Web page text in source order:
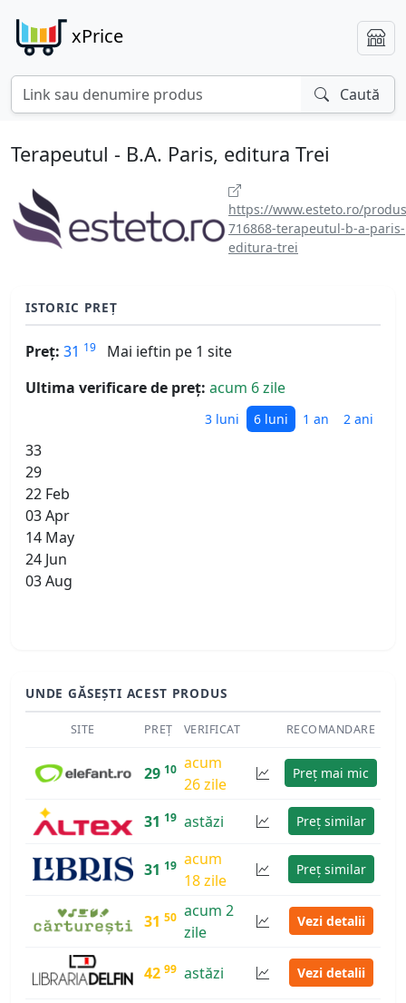
xPrice
Caută
Terapeutul - B.A. Paris, editura Trei
https://www.esteto.ro/
716868-terapeutul-b-a-paris-
editura-trei
ISTORIC PREȚ
Preț: 31 19
Mai ieftin pe 1 site
Ultima verificare de preț: acum 6 zile
3 luni 6 luni 1 an 2 ani
33
29
22 Feb
03 Apr
14 May
24 Jun
03 Aug
UNDE GĂSEȘTI ACEST PRODUS
SITE PREȚ VERIFICAT RECOMANDARE
29 10 acum
26 zile
Preț mai mic
31 19 astăzi Preț similar
31 19 acum
18 zile
Preț similar
31 50 acum 2
zile
Vezi detalii
42 99 astăzi Vezi detalii